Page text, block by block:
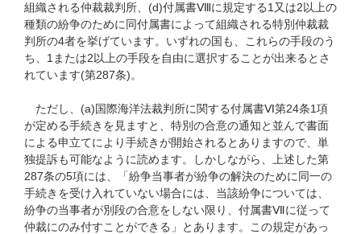
組織される仲裁裁判所、(d)付属書Ⅷに規定する1又は2以上の
種類の紛争のために同付属書によって組織される特別仲裁裁
判所の4者を挙げています。いずれの国も、これらの手段のう
ち、1または2以上の手段を自由に選択することが出来るとさ
れています(第287条)。
ただし、(a)国際海洋法裁判所に関する付属書Ⅵ第24条1項
が定める手続きを見ますと、特別の合意の通知と並んで書面
による申立てにより手続きが開始されるとありますので、単
独提訴も可能なように読めます。しかしながら、上述した第
287条の5項には、「紛争当事者が紛争の解決のために同一の
手続きを受け入れていない場合には、当該紛争については、
紛争の当事者が別段の合意をしない限り、付属書Ⅶに従って
仲裁にのみ付すことができる」とあります。この規定があっ